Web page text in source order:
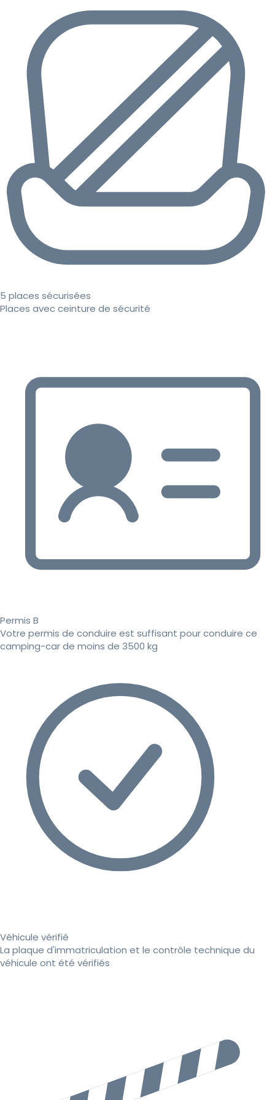
5 places sécurisées
Places avec ceinture de sécurité
Permis B
Votre permis de conduire est suffisant pour conduire ce
camping-car de moins de 3500 kg
Véhicule vérifié
La plaque d'immatriculation et le contrôle technique du
véhicule ont été vérifiés